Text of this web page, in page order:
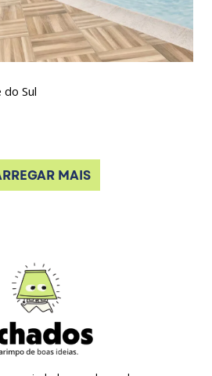
Sul
MAIS